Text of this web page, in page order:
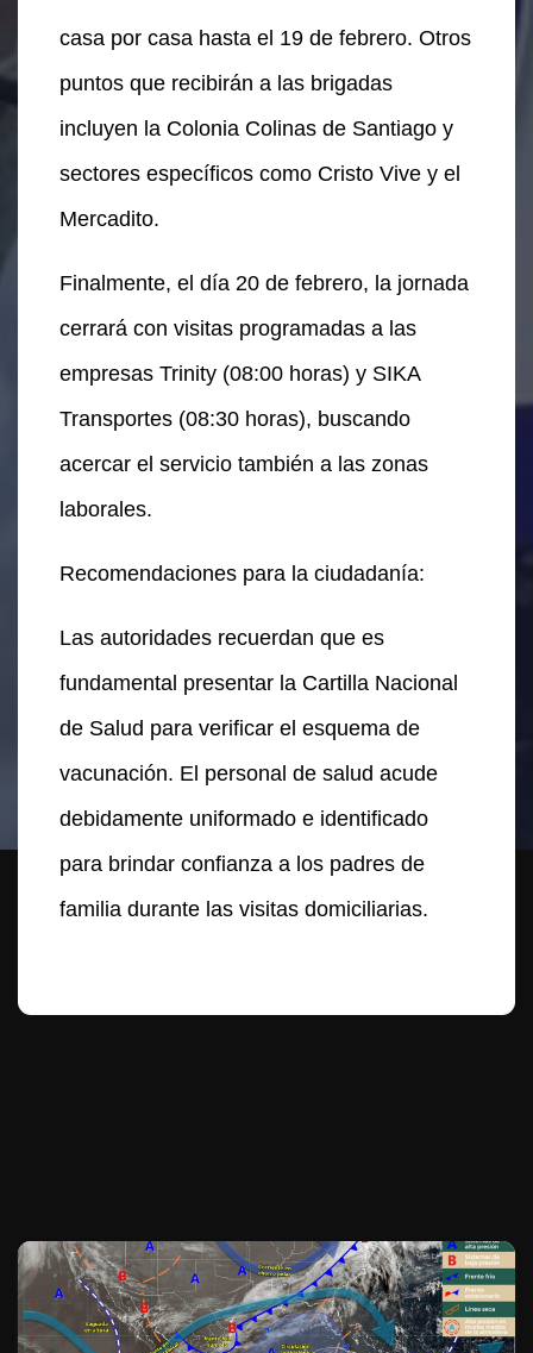
casa por casa hasta el 19 de febrero. Otros
puntos que recibirán a las brigadas
incluyen la Colonia Colinas de Santiago y
sectores específicos como Cristo Vive y el
Mercadito.
Finalmente, el día 20 de febrero, la jornada
cerrará con visitas programadas a las
empresas Trinity (08:00 horas) y SIKA
Transportes (08:30 horas), buscando
acercar el servicio también a las zonas
laborales.
Recomendaciones para la ciudadanía:
Las autoridades recuerdan que es
fundamental presentar la Cartilla Nacional
de Salud para verificar el esquema de
vacunación. El personal de salud acude
debidamente uniformado e identificado
para brindar confianza a los padres de
familia durante las visitas domiciliarias.